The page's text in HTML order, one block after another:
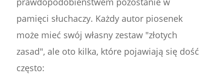
pamięci słuchaczy. Każdy autor piosenek
może mieć swój własny zestaw "złotych
zasad", ale oto kilka, które pojawiają się dość
często: